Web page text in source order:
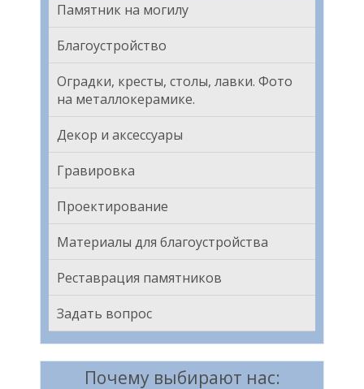
Памятник на могилу
Благоустройство
Оградки, кресты, столы, лавки. Фото
на металлокерамике.
Декор и аксессуары
Гравировка
Проектирование
Материалы для благоустройства
Реставрация памятников
Задать вопрос
Почему выбирают нас: